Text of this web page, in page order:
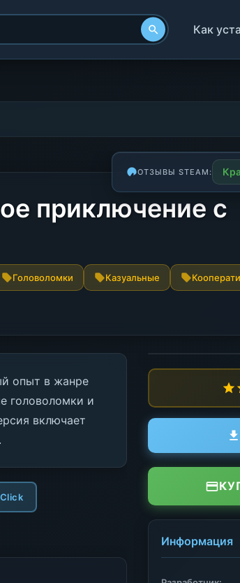
Как
приключение с
Головоломки Казуальные
ОТЗЫВЫ STEAM:
опыт в жанре
головоломки и
включает
Информация